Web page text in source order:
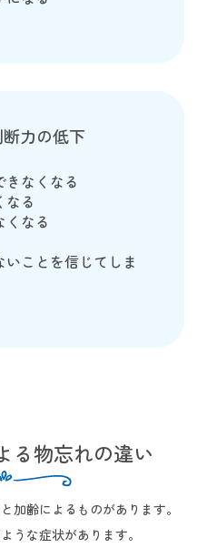
力の低下
なくなる
る
なる
ことを信じてしま
る物忘れの違い
加齢によるものがあります。
うな症状があります。